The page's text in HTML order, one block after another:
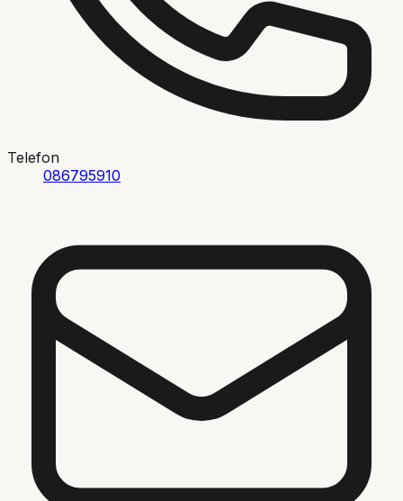
Telefon
086795910